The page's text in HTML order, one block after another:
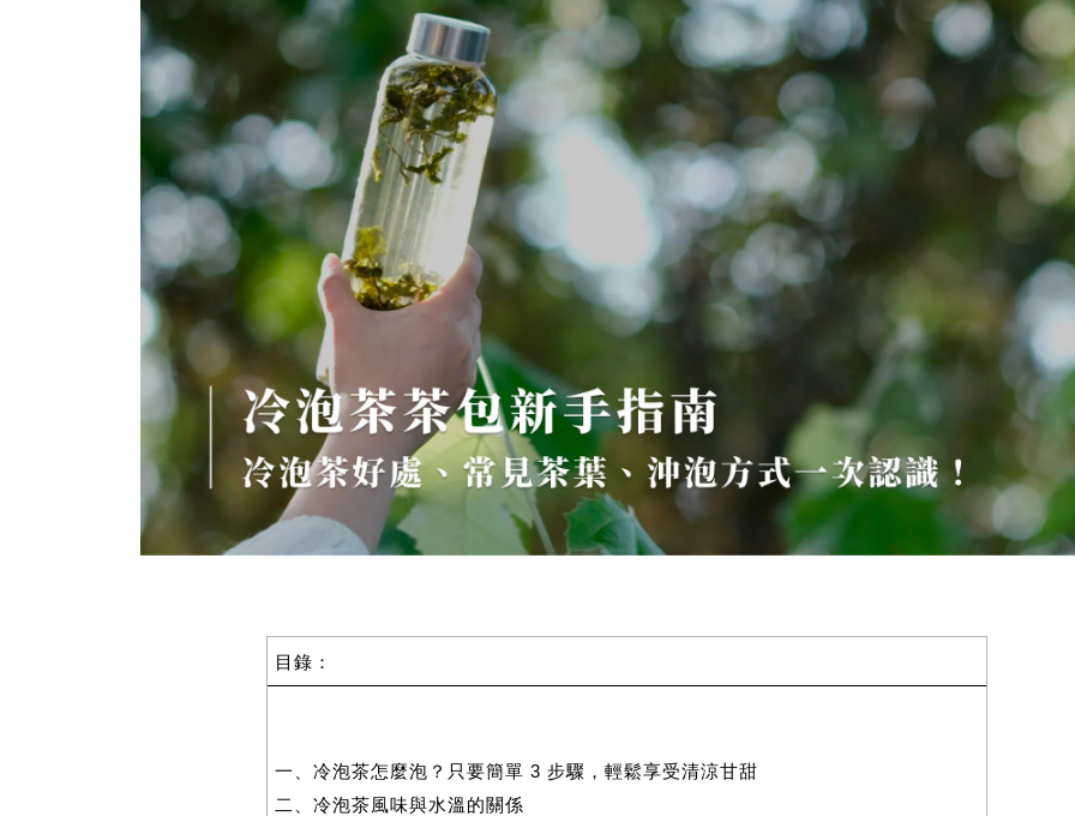
目錄：
一、冷泡茶怎麼泡？只要簡單 3 步驟，輕鬆享受清涼甘甜
二、冷泡茶風味與水溫的關係